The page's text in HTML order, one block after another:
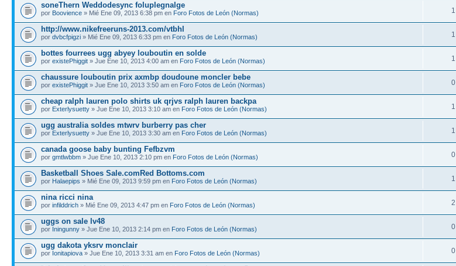
soneThern Weddodesync foluplegnalge
por Boovience » Mié Ene 09, 2013 6:38 pm en Foro Fotos de León (Normas) 1
http://www.nikefreeruns-2013.com/vtbhl
por dvbcfpigzi » Mié Ene 09, 2013 6:33 pm en Foro Fotos de León (Normas) 1
bottes fourrees ugg abyey louboutin en solde
por existePhiggit » Jue Ene 10, 2013 4:00 am en Foro Fotos de León (Normas) 1
chaussure louboutin prix axmbp doudoune moncler bebe
por existePhiggit » Jue Ene 10, 2013 3:50 am en Foro Fotos de León (Normas) 0
cheap ralph lauren polo shirts uk qrjvs ralph lauren backpa
por Exterlysuetty » Jue Ene 10, 2013 3:10 am en Foro Fotos de León (Normas) 1
ugg australia soldes mtwrv burberry pas cher
por Exterlysuetty » Jue Ene 10, 2013 3:30 am en Foro Fotos de León (Normas) 1
canada goose baby bunting Fefbzvm
por gmtlwbbm » Jue Ene 10, 2013 2:10 pm en Foro Fotos de León (Normas) 0
Basketball Shoes Sale.comRed Bottoms.com
por Halaepips » Mié Ene 09, 2013 9:59 pm en Foro Fotos de León (Normas) 1
nina ricci nina
por infilddrich » Mié Ene 09, 2013 4:47 pm en Foro Fotos de León (Normas) 2
uggs on sale lv48
por Iningunny » Jue Ene 10, 2013 2:14 pm en Foro Fotos de León (Normas) 0
ugg dakota yksrv monclair
por Ionitapiova » Jue Ene 10, 2013 3:31 am en Foro Fotos de León (Normas) 0